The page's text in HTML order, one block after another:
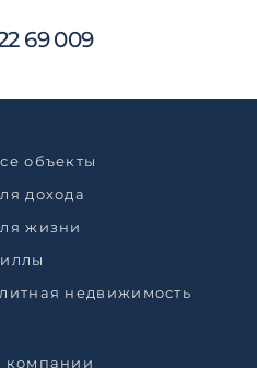
69 009
объекты
дохода
жизни
недвижимость
компании